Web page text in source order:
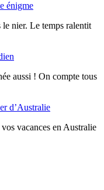
énigme
nier. Le temps ralentit
aussi ! On compte tous
d’Australie
vacances en Australie